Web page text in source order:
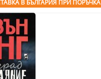
В БЪЛГАРИЯ ПРИ ПОРЪЧКА